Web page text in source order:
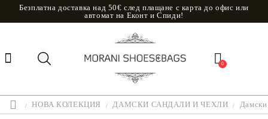
Безплатна доставка над 50€ след плащане с карта до офис или
автомат на Еконт и Спиди!
0
НОВА КОЛЕКЦИЯ ДАМСКИ САНДАЛИ И ЧЕХЛИ